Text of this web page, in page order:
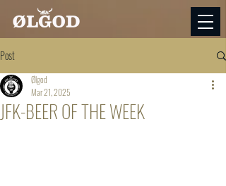
Post
JFK-BEER OF THE WEEK
Ølgod
Mar 21, 2025